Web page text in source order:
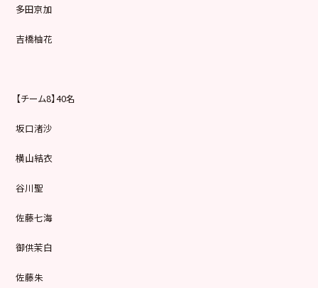
多田京加
吉橋柚花
【チーム8】40名
坂口渚沙
横山結衣
谷川聖
佐藤七海
御供茉白
佐藤朱